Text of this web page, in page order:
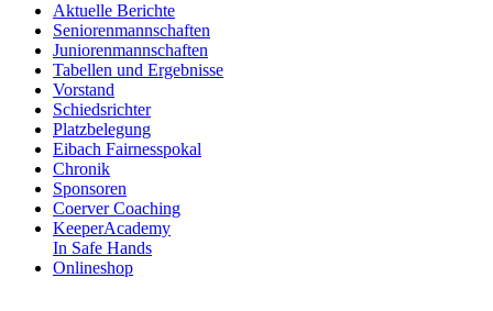
Aktuelle Berichte
Seniorenmannschaften
Juniorenmannschaften
Tabellen und Ergebnisse
Vorstand
Schiedsrichter
Platzbelegung
Eibach Fairnesspokal
Chronik
Sponsoren
Coerver Coaching
KeeperAcademy
In Safe Hands
Onlineshop